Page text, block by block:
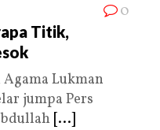
0
Titik,
Lukman
jumpa Pers
[...]